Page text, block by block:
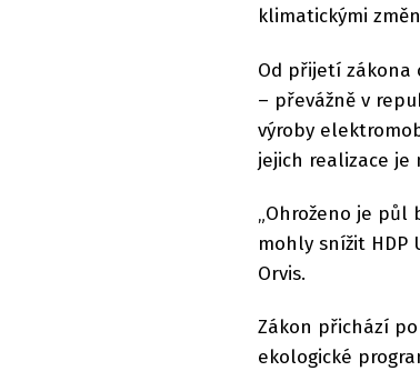
klimatickými
Od přijetí zákona
– převážně v
výroby
jejich realizace je
„Ohroženo je
mohly snížit HDP
Orvis.
Zákon přichází
ekologické